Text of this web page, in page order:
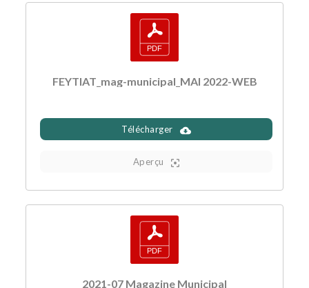
FEYTIAT_mag-municipal_MAI 2022-WEB
Télécharger
Aperçu
2021-07 Magazine Municipal